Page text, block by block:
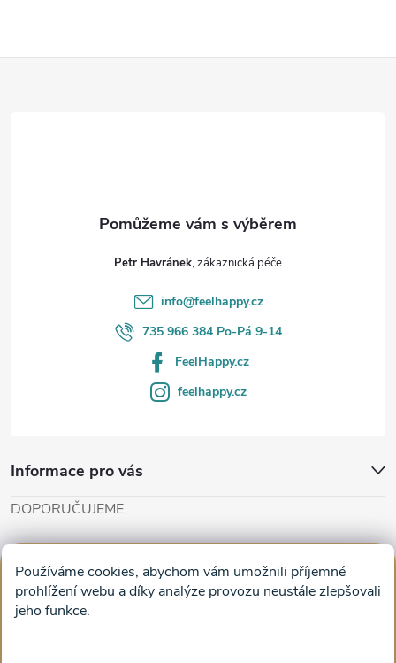
Používáme cookies, abychom vám umožnili příjemné
prohlížení webu a díky analýze provozu neustále zlepšovali
jeho funkce.
Petr Havránek
info@feelhappy.cz
735 966 384 Po-Pá 9-14
FeelHappy.cz
feelhappy.cz
Informace pro vás
DOPORUČUJEME
Obrazy na plátně na zeď a stěnu do obýváku
Facebook